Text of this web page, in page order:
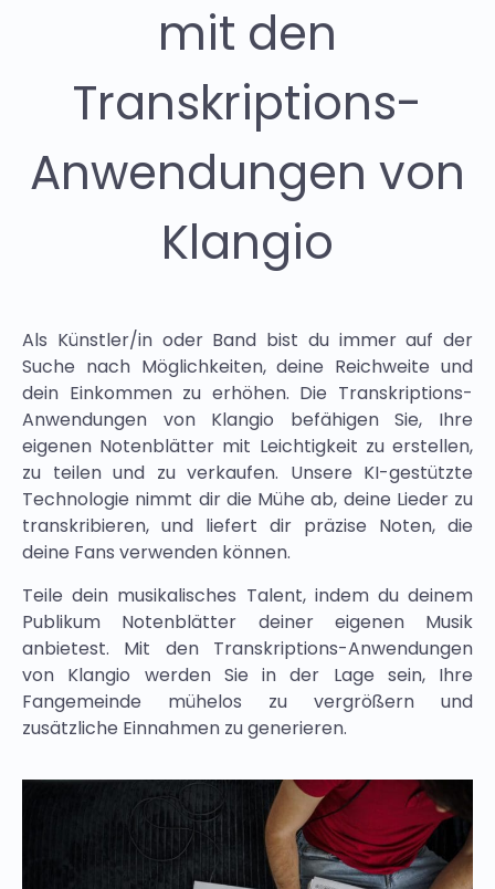
mit den
Transkriptions-
Anwendungen von
Klangio
Als Künstler/in oder Band bist du immer auf der
Suche nach Möglichkeiten, deine Reichweite und
dein Einkommen zu erhöhen. Die Transkriptions-
Anwendungen von Klangio befähigen Sie, Ihre
eigenen Notenblätter mit Leichtigkeit zu erstellen,
zu teilen und zu verkaufen. Unsere KI-gestützte
Technologie nimmt dir die Mühe ab, deine Lieder zu
transkribieren, und liefert dir präzise Noten, die
deine Fans verwenden können.
Teile dein musikalisches Talent, indem du deinem
Publikum Notenblätter deiner eigenen Musik
anbietest. Mit den Transkriptions-Anwendungen
von Klangio werden Sie in der Lage sein, Ihre
Fangemeinde mühelos zu vergrößern und
zusätzliche Einnahmen zu generieren.